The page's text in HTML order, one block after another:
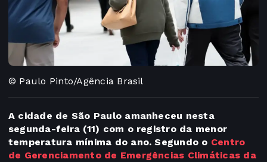
© Paulo Pinto/Agência Brasil
A cidade de São Paulo amanheceu nesta
segunda-feira (11) com o registro da menor
temperatura mínima do ano. Segundo o Centro
de Gerenciamento de Emergências Climáticas da